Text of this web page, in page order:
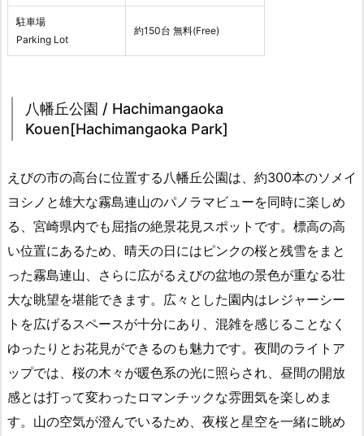
駐車場
Parking Lot
約150台 無料(Free)
八幡丘公園 / Hachimangaoka
Kouen[Hachimangaoka Park]
えびの市の高台に位置する八幡丘公園は、約300本のソメイ
ヨシノと雄大な霧島連山のパノラマビューを同時に楽しめ
る、宮崎県内でも屈指の絶景花見スポットです。標高の高
い位置にあるため、晴天の日にはピンクの桜と残雪をまと
った霧島連山、さらに広がるえびの盆地の景色が重なる壮
大な眺望を堪能できます。広々とした園内はレジャーシー
トを広げるスペースが十分にあり、混雑を感じることなく
ゆったりとお花見ができるのも魅力です。夜間のライトア
ップでは、桜の木々が暖色系の光に照らされ、昼間の開放
感とは打って変わったロマンチックな雰囲気を楽しめま
す。山の空気が澄んでいるため、夜桜と星空を一緒に眺め